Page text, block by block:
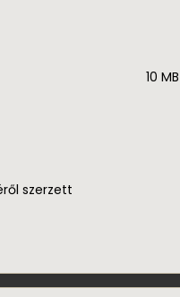
10 MB
szerzett